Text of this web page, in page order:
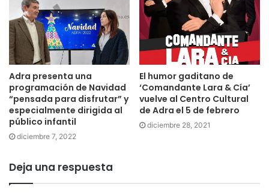
Adra presenta una
programación de Navidad
“pensada para disfrutar” y
especialmente dirigida al
público infantil
diciembre 7, 2022
El humor gaditano de
‘Comandante Lara & Cía’
vuelve al Centro Cultural
de Adra el 5 de febrero
diciembre 28, 2021
Deja una respuesta